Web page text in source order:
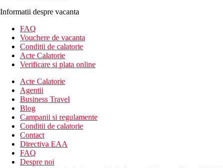
Informatii despre vacanta
FAQ
Vouchere de vacanta
Conditii de calatorie
Acte Calatorie
Verificare si plata online
Acte Calatorie
Agentii
Business Travel
Blog
Campanii si regulamente
Conditii de calatorie
Contact
Directiva EAA
FAQ
Despre noi